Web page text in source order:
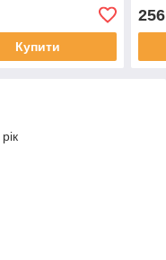
Купити
256